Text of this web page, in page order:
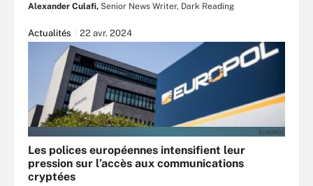
Alexander Culafi, Senior News Writer, Dark Reading
Actualités 22 avr. 2024
EUROPOL
Les polices européennes intensifient leur
pression sur l’accès aux communications
cryptées